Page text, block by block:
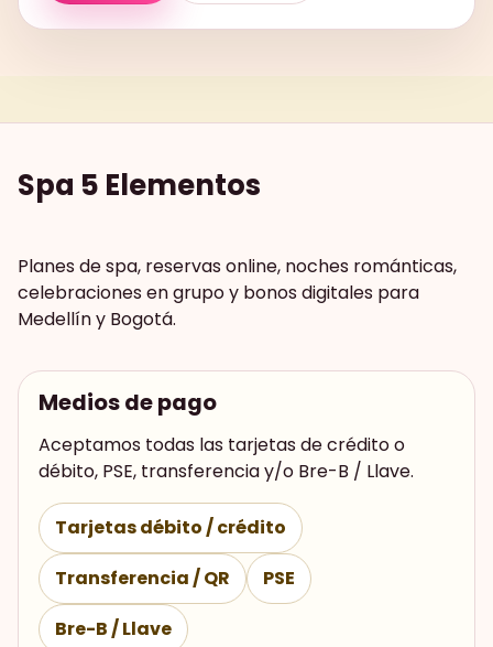
Spa 5 Elementos
Planes de spa, reservas online, noches románticas,
celebraciones en grupo y bonos digitales para
Medellín y Bogotá.
Medios de pago
Aceptamos todas las tarjetas de crédito o
débito, PSE, transferencia y/o Bre-B / Llave.
Tarjetas débito / crédito
Transferencia / QR
PSE
Bre-B / Llave